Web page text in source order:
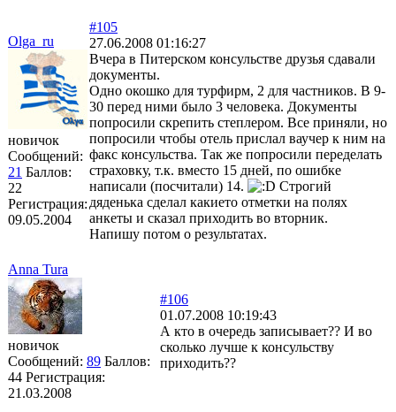
Olga_ru
новичок
Сообщений:
21 Баллов:
22
Регистрация:
09.05.2004
#105
27.06.2008 01:16:27
Вчера в Питерском консульстве друзья сдавали
документы.
Одно окошко для турфирм, 2 для частников. В 9-
30 перед ними было 3 человека. Документы
попросили скрепить степлером. Все приняли, но
попросили чтобы отель прислал ваучер к ним на
факс консульства. Так же попросили переделать
страховку, т.к. вместо 15 дней, по ошибке
написали (посчитали) 14.
Строгий
дяденька сделал какието отметки на полях
анкеты и сказал приходить во вторник.
Напишу потом о результатах.
Anna Tura
новичок
Сообщений: 89 Баллов:
44 Регистрация:
21.03.2008
#106
01.07.2008 10:19:43
А кто в очередь записывает?? И во
сколько лучше к консульству
приходить??